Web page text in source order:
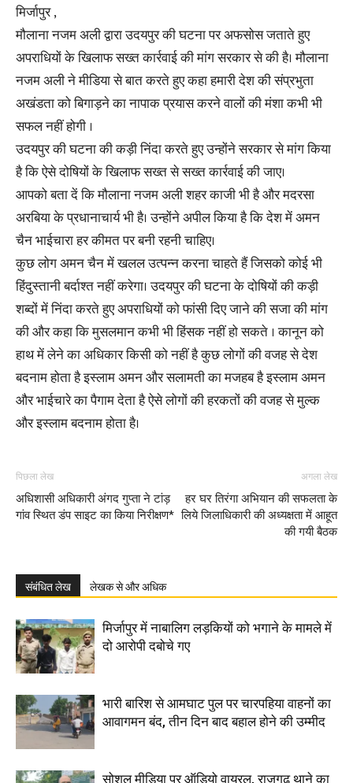
मिर्जापुर ,
मौलाना नजम अली द्वारा उदयपुर की घटना पर अफसोस जताते हुए
अपराधियों के खिलाफ सख्त कार्रवाई की मांग सरकार से की है। मौलाना
नजम अली ने मीडिया से बात करते हुए कहा हमारी देश की संप्रभुता
अखंडता को बिगाड़ने का नापाक प्रयास करने वालों की मंशा कभी भी
सफल नहीं होगी ।
उदयपुर की घटना की कड़ी निंदा करते हुए उन्होंने सरकार से मांग किया
है कि ऐसे दोषियों के खिलाफ सख्त से सख्त कार्रवाई की जाए।
आपको बता दें कि मौलाना नजम अली शहर काजी भी है और मदरसा
अरबिया के प्रधानाचार्य भी है। उन्होंने अपील किया है कि देश में अमन
चैन भाईचारा हर कीमत पर बनी रहनी चाहिए।
कुछ लोग अमन चैन में खलल उत्पन्न करना चाहते हैं जिसको कोई भी
हिंदुस्तानी बर्दाश्त नहीं करेगा। उदयपुर की घटना के दोषियों की कड़ी
शब्दों में निंदा करते हुए अपराधियों को फांसी दिए जाने की सजा की मांग
की और कहा कि मुसलमान कभी भी हिंसक नहीं हो सकते । कानून को
हाथ में लेने का अधिकार किसी को नहीं है कुछ लोगों की वजह से देश
बदनाम होता है इस्लाम अमन और सलामती का मजहब है इस्लाम अमन
और भाईचारे का पैगाम देता है ऐसे लोगों की हरकतों की वजह से मुल्क
और इस्लाम बदनाम होता है।
पिछला लेख
अधिशासी अधिकारी अंगद गुप्ता ने टांड़
गांव स्थित डंप साइट का किया निरीक्षण*
अगला लेख
हर घर तिरंगा अभियान की सफलता के
लिये जिलाधिकारी की अध्यक्षता में आहूत
की गयी बैठक
संबंधित लेख लेखक से और अधिक
मिर्जापुर में नाबालिग लड़कियों को भगाने के मामले में
दो आरोपी दबोचे गए
भारी बारिश से आमघाट पुल पर चारपहिया वाहनों का
आवागमन बंद, तीन दिन बाद बहाल होने की उम्मीद
सोशल मीडिया पर ऑडियो वायरल, राजगढ़ थाने का